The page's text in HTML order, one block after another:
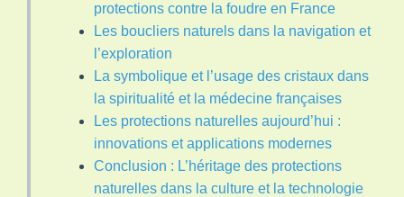
protections contre la foudre en France
Les boucliers naturels dans la navigation et
l’exploration
La symbolique et l’usage des cristaux dans
la spiritualité et la médecine françaises
Les protections naturelles aujourd’hui :
innovations et applications modernes
Conclusion : L’héritage des protections
naturelles dans la culture et la technologie